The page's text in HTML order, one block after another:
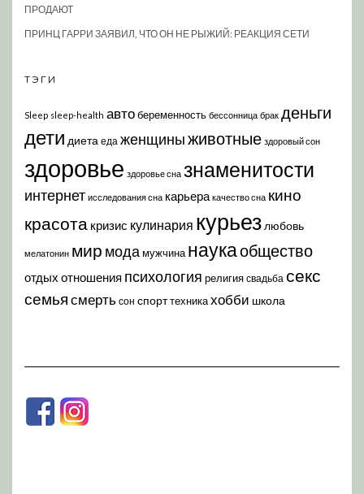
ПРОДАЮТ
ПРИНЦ ГАРРИ ЗАЯВИЛ, ЧТО ОН НЕ РЫЖИЙ: РЕАКЦИЯ СЕТИ
ТЭГИ
Sleep sleep-health автобеременность бессонница брак деньги
дети диета еда женщиныживотные здоровый сон
здоровье здоровье сна знаменитости
интернет исследования сна карьера качество сна кино
красота кризис кулинария курьез любовь
мелатонин мир модамужчина наукаобщество
отдых отношения психология религия свадьба секс
семья смерть сон спорттехникахобби школа